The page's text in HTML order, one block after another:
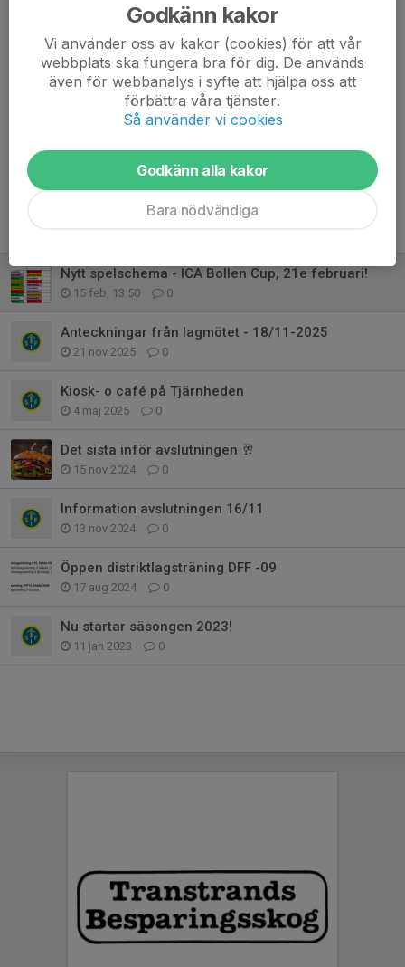
Dela nyhet
Nytt spelschema - ICA Bollen Cup, 21e februari!
15 feb, 13:50 0
Anteckningar från lagmötet - 18/11-2025
21 nov 2025 0
Kiosk- o café på Tjärnheden
4 maj 2025 0
Det sista inför avslutningen 🥂
15 nov 2024 0
Information avslutningen 16/11
13 nov 2024 0
Öppen distriktlagsträning DFF -09
17 aug 2024 0
Nu startar säsongen 2023!
11 jan 2023 0
Godkänn kakor
Vi använder oss av kakor (cookies) för att vår
webbplats ska fungera bra för dig. De används
även för webbanalys i syfte att hjälpa oss att
förbättra våra tjänster.
Så använder vi cookies
Godkänn alla kakor
Bara nödvändiga